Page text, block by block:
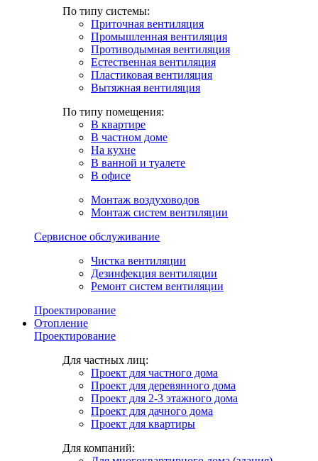
По типу системы:
Приточная вентиляция
Промышленная вентиляция
Противодымная вентиляция
Естественная вентиляция
Пластиковая вентиляция
Вытяжная вентиляция
По типу помещения:
В квартире
В частном доме
На кухне
В ванной и туалете
В офисе
Монтаж воздуховодов
Монтаж систем вентиляции
Сервисное обслуживание
Чистка вентиляции
Дезинфекция вентиляции
Ремонт систем вентиляции
Проектирование
Отопление
Проектирование
Для частных лиц:
Проект для частного дома
Проект для деревянного дома
Проект для 2-3 этажного дома
Проект для дачного дома
Проект для квартиры
Для компаний: